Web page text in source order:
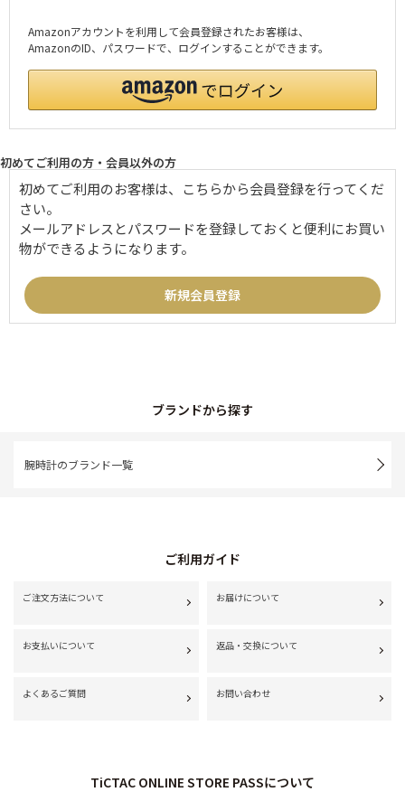
Amazonアカウントを利用して会員登録されたお客様は、
AmazonのID、パスワードで、ログインすることができます。
初めてご利用の方・会員以外の方
初めてご利用のお客様は、こちらから会員登録を行ってくだ
さい。
メールアドレスとパスワードを登録しておくと便利にお買い
物ができるようになります。
ブランドから探す
腕時計のブランド一覧
ご利用ガイド
ご注文方法について お届けについて
お支払いについて 返品・交換について
よくあるご質問 お問い合わせ
TiCTAC ONLINE STORE PASSについて